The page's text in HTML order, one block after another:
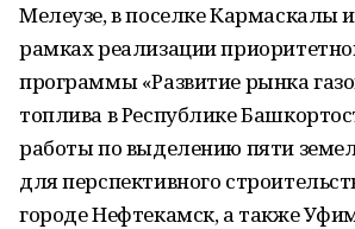
Мелеузе, в поселке Кармаскалы
рамках реализации
программы «Развитие рынка
топлива в Республике
работы по выделению пяти
для перспективного
городе Нефтекамск, а также